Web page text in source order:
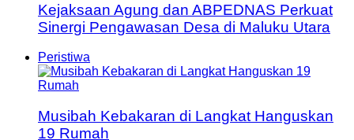
Kejaksaan Agung dan ABPEDNAS Perkuat
Sinergi Pengawasan Desa di Maluku Utara
Peristiwa
Musibah Kebakaran di Langkat Hanguskan
19 Rumah